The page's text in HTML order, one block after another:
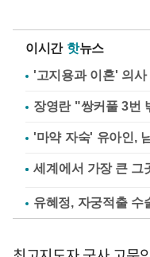
이시간 핫뉴스
'고지용과 이혼' 의
장영란 "쌍커풀 3번
'마약 자숙' 유아인,
유혜정, 자궁적출